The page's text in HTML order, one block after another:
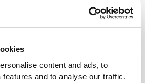
content and ads, to
features and to analyse our traffic.